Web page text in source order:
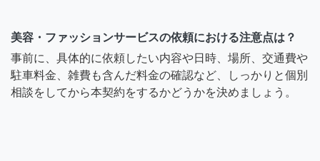
美容・ファッションサービスの依頼における注意点は？
事前に、具体的に依頼したい内容や日時、場所、交通費や
駐車料金、雑費も含んだ料金の確認など、しっかりと個別
相談をしてから本契約をするかどうかを決めましょう。